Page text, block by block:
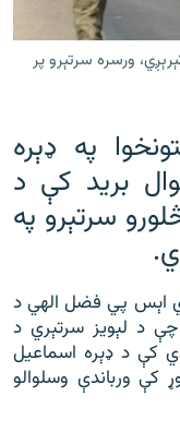
ورسره سرتېرو پر
په ډېره
برید کې د
سرتېرو په
اېس پي فضل الهي د
د لېویز سرتېري د
کې د ډېره اسماعیل
ورباندې وسلوالو